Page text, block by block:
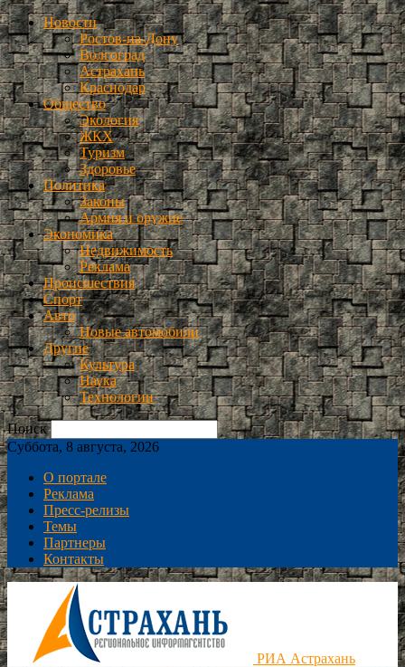
Новости
Ростов-на-Дону
Волгоград
Астрахань
Краснодар
Общество
Экология
ЖКХ
Туризм
Здоровье
Политика
Законы
Армия и оружие
Экономика
Недвижимость
Реклама
Происшествия
Спорт
Авто
Новые автомобили
Другие
Культура
Наука
Технологии
Поиск
Суббота, 8 августа, 2026
О портале
Реклама
Пресс-релизы
Темы
Партнеры
Контакты
РИА Астрахань